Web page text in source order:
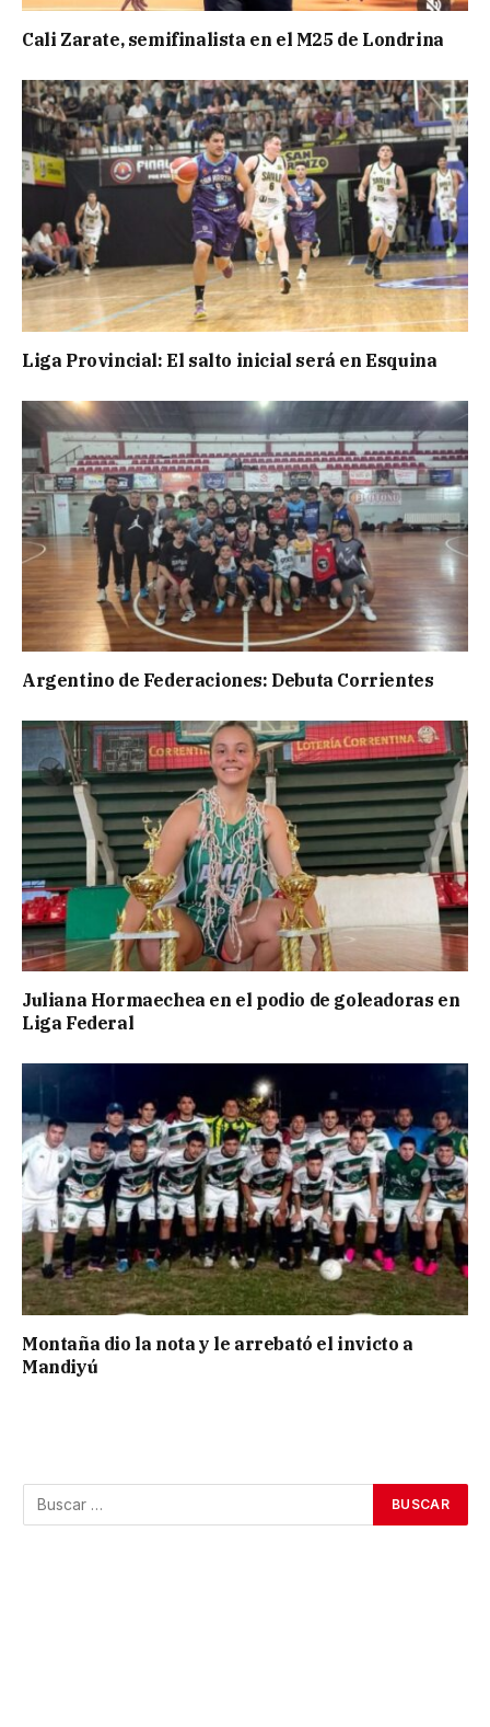
Cali Zarate, semifinalista en el M25 de Londrina
Liga Provincial: El salto inicial será en Esquina
Argentino de Federaciones: Debuta Corrientes
Juliana Hormaechea en el podio de goleadoras en
Liga Federal
Montaña dio la nota y le arrebató el invicto a
Mandiyú